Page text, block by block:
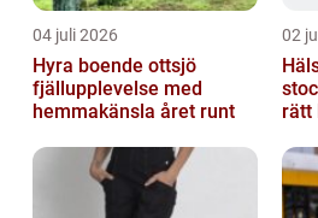
04 juli 2026
Hyra boende ottsjö
fjällupplevelse med
hemmakänsla året runt
02
rätt